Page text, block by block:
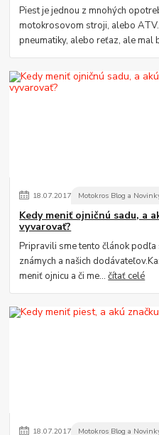
Piest je jednou z mnohých
motokrosovom stroji, alebo
pneumatiky, alebo reťaz, ale mal
18.07.2017 Motokros Blog a
Kedy meniť ojničnú sadu, a
vyvarovať?
Pripravili sme tento článok
známych a našich
meniť ojnicu a či me...čítať celé
18.07.2017 Motokros Blog a